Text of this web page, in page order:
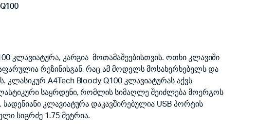
კლავიატურა, კარგია მოთამაშეებისთვის. ოთხი კლავიში
რეზინისგან, რაც ამ მოდელს მოსახერხებელს და
კლასიკურ A4Tech Bloody Q100 კლავიატურას აქვს
საყრდენი, რომლის სიმაღლე შეიძლება მოერგოს
კლავიატურა დაკავშირებულია USB პორტის
სიგრძე 1.75 მეტრია.